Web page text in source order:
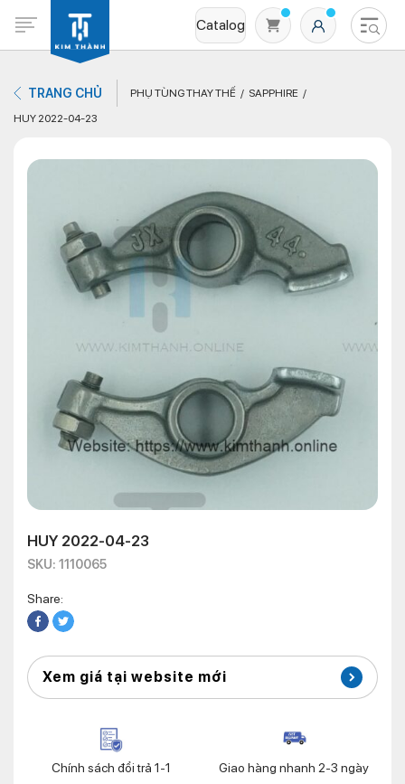
Catalog
Không có sản phẩm nào trong giỏ hàng
TRANG CHỦ PHỤ TÙNG THAY THẾ
SAPPHIRE
HUY 2022-04-23
HUY 2022-04-23
SKU: 1110065
Share:
Xem giá tại website mới
Chính sách đổi trả 1-1 Giao hàng nhanh 2-3 ngày